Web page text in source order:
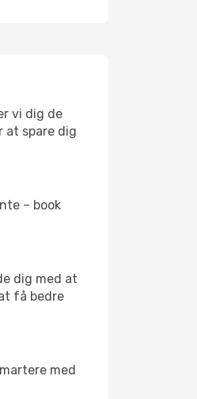
vi dig de
spare dig
– book
dig med at
få bedre
med